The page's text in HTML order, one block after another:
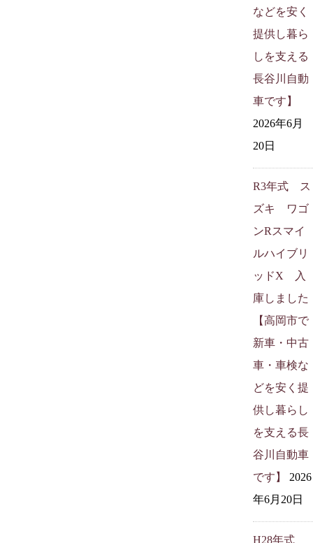
などを安く
提供し暮ら
しを支える
長谷川自動
車です】
2026年6月
20日
R3年式 ス
ズキ ワゴ
ンRスマイ
ルハイブリ
ッドX 入
庫しました
【高岡市で
新車・中古
車・車検な
どを安く提
供し暮らし
を支える長
谷川自動車
です】
2026
年6月20日
H28年式